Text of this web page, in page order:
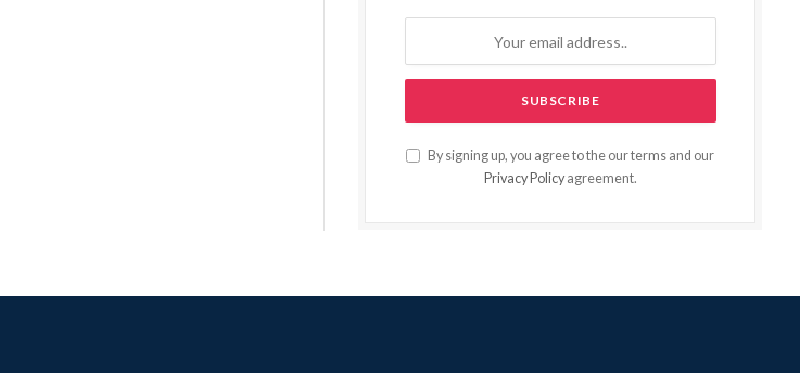
By signing up, you agree to the our terms and our
Privacy Policyagreement.